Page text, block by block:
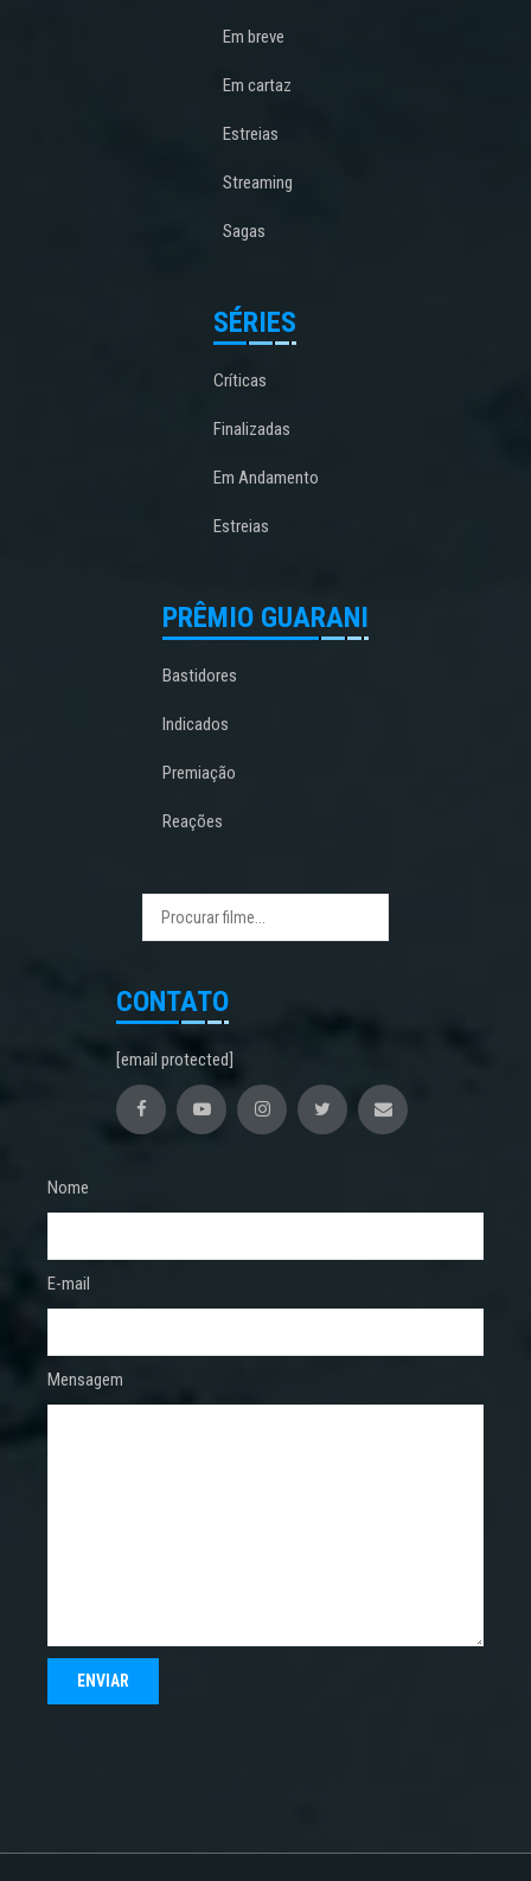
Em breve
Em cartaz
Estreias
Streaming
Sagas
SÉRIES
Críticas
Finalizadas
Em Andamento
Estreias
PRÊMIO GUARANI
Bastidores
Indicados
Premiação
Reações
CONTATO
[email protected]
Nome
E-mail
Mensagem